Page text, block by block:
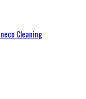
Cleaning